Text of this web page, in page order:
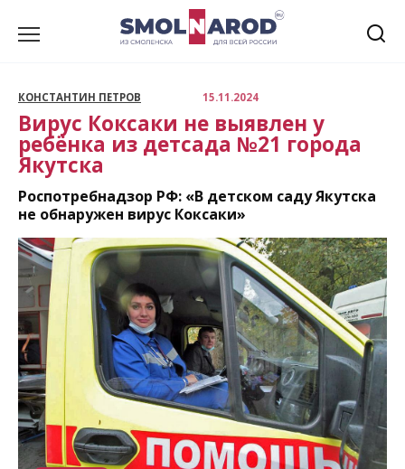
КОНСТАНТИН ПЕТРОВ 15.11.2024
Вирус Коксаки не выявлен у
ребёнка из детсада №21 города
Якутска
Роспотребнадзор РФ: «В детском саду Якутска
не обнаружен вирус Коксаки»